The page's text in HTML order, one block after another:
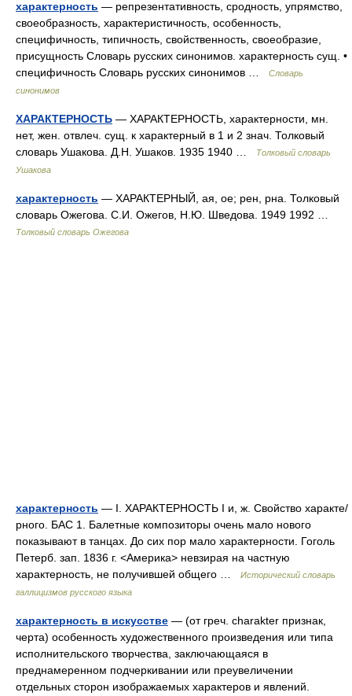
характерность — репрезентативность, сродность, упрямство,
своеобразность, характеристичность, особенность,
специфичность, типичность, свойственность, своеобразие,
присущность Словарь русских синонимов. характерность сущ. •
специфичность Словарь русских синонимов …
Словарь
синонимов
ХАРАКТЕРНОСТЬ — ХАРАКТЕРНОСТЬ, характерности, мн.
нет, жен. отвлеч. сущ. к характерный в 1 и 2 знач. Толковый
словарь Ушакова. Д.Н. Ушаков. 1935 1940 …
Толковый словарь
Ушакова
характерность — ХАРАКТЕРНЫЙ, ая, ое; рен, рна. Толковый
словарь Ожегова. С.И. Ожегов, Н.Ю. Шведова. 1949 1992 …
Толковый словарь Ожегова
характерность — I. ХАРАКТЕРНОСТЬ I и, ж. Свойство характе/
рного. БАС 1. Балетные композиторы очень мало нового
показывают в танцах. До сих пор мало характерности. Гоголь
Петерб. зап. 1836 г. <Америка> невзирая на частную
характерность, не получившей общего …
Исторический словарь
галлицизмов русского языка
характерность в искусстве — (от греч. charakter признак,
черта) особенность художественного произведения или типа
исполнительского творчества, заключающаяся в
преднамеренном подчеркивании или преувеличении
отдельных сторон изображаемых характеров и явлений.